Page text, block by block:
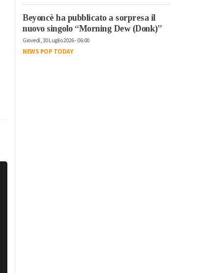
Beyoncè ha pubblicato a sorpresa il
nuovo singolo “Morning Dew (Donk)”
Giovedì, 30 Luglio 2026 - 06:00
NEWS POP TODAY